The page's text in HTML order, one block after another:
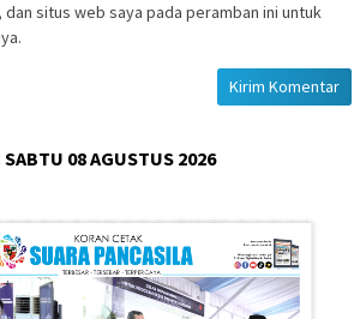
dan situs web saya pada peramban ini untuk
08 AGUSTUS 2026